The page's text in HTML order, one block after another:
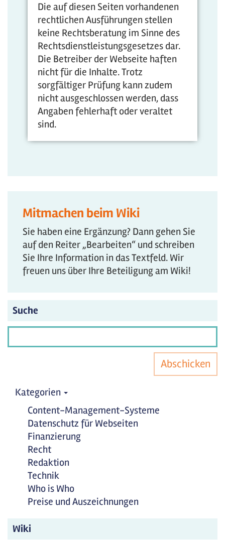
Die auf diesen Seiten vorhandenen
rechtlichen Ausführungen stellen
keine Rechtsberatung im Sinne des
Rechtsdienstleistungsgesetzes dar.
Die Betreiber der Webseite haften
nicht für die Inhalte. Trotz
sorgfältiger Prüfung kann zudem
nicht ausgeschlossen werden, dass
Angaben fehlerhaft oder veraltet
sind.
Mitmachen beim Wiki
Sie haben eine Ergänzung? Dann gehen Sie
auf den Reiter „Bearbeiten“ und schreiben
Sie Ihre Information in das Textfeld. Wir
freuen uns über Ihre Beteiligung am Wiki!
Suche
Abschicken
Kategorien
Content-Management-Systeme
Datenschutz für Webseiten
Finanzierung
Recht
Redaktion
Technik
Who is Who
Preise und Auszeichnungen
Wiki